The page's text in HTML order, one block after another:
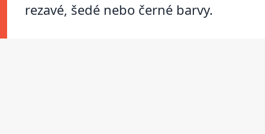
rezavé, šedé nebo černé barvy.